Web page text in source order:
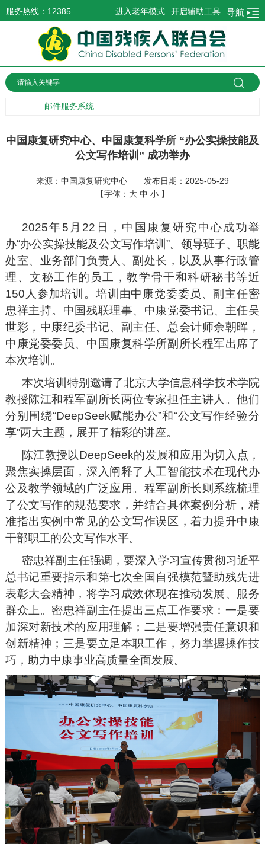
服务热线：12385 导航
开启辅助工具
进入老年模式
邮件服务系统
中国康复研究中心、中国康复科学所 “办公实操技能及
公文写作培训” 成功举办
来源：中国康复研究中心
发布日期：2025-05-29
【字体： 大 中 小 】
2025年5月22日，中国康复研究中心成功举
办“办公实操技能及公文写作培训”。领导班子、职能
处室、业务部门负责人、副处长，以及从事行政管
理、文秘工作的员工，教学骨干和科研秘书等近
150人参加培训。培训由中康党委委员、副主任密
忠祥主持。中国残联理事、中康党委书记、主任吴
世彩，中康纪委书记、副主任、总会计师余朝晖，
中康党委委员、中国康复科学所副所长程军出席了
本次培训。
本次培训特别邀请了北京大学信息科学技术学院
教授陈江和程军副所长两位专家担任主讲人。他们
分别围绕“DeepSeek赋能办公”和“公文写作经验分
享”两大主题，展开了精彩的讲座。
陈江教授以DeepSeek的发展和应用为切入点，
聚焦实操层面，深入阐释了人工智能技术在现代办
公及教学领域的广泛应用。程军副所长则系统梳理
了公文写作的规范要求，并结合具体案例分析，精
准指出实例中常见的公文写作误区，着力提升中康
干部职工的公文写作水平。
密忠祥副主任强调，要深入学习宣传贯彻习近平
总书记重要指示和第七次全国自强模范暨助残先进
表彰大会精神，将学习成效体现在推动发展、服务
群众上。密忠祥副主任提出三点工作要求：一是要
加深对新技术的应用理解；二是要增强责任意识和
创新精神；三是要立足本职工作，努力掌握操作技
巧，助力中康事业高质量全面发展。